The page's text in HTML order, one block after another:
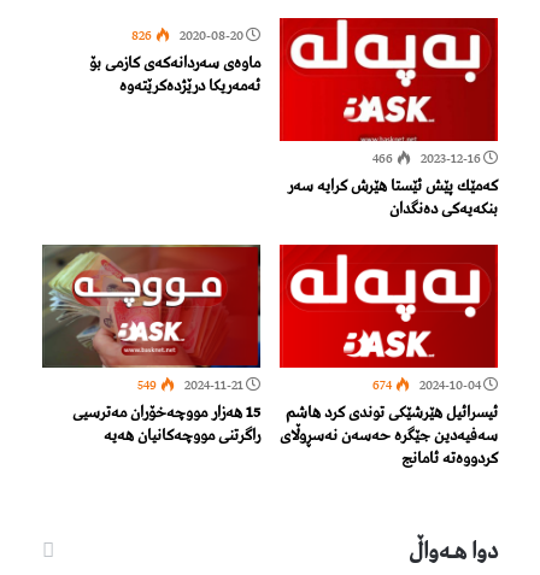
2023-12-16
466
كه‌مێك پێش ئێستا هێرش كرایه‌ سه‌ر
بنكه‌یه‌كی ده‌نگدان
2020-08-20
826
ماوەی سەردانەکەی كازمی بۆ
ئەمەریکا درێژدەكرێتەوە
2024-10-04
674
ئیسرائیل هێرشێکی توندی کرد هاشم
سەفیەدین جێگرە حەسەن نەسڕوڵای
كردووەتە ئامانج
2024-11-21
549
15 هەزار مووچەخۆران مەترسیی
راگرتنی مووچەکانیان هەیە
دوا هـه‌واڵ